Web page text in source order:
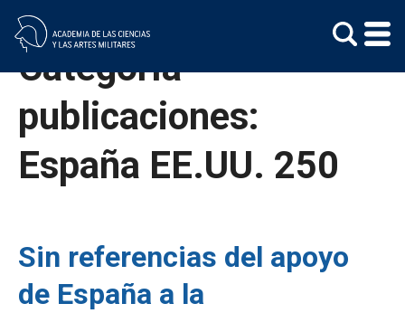
content
Categoría
publicaciones:
España EE.UU. 250
Sin referencias del apoyo
de España a la